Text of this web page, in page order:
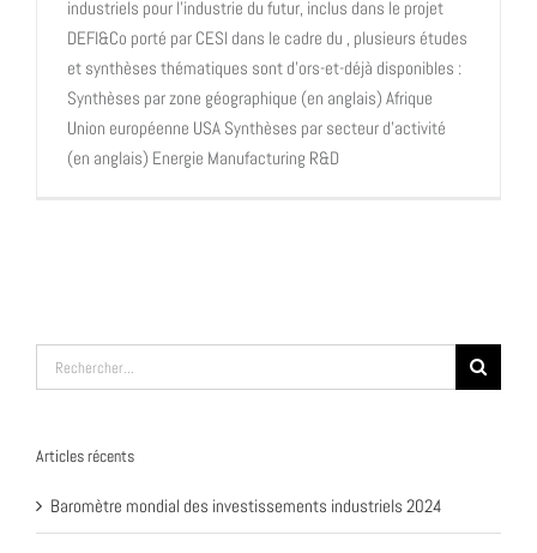
industriels pour l'industrie du futur, inclus dans le projet
DEFI&Co porté par CESI dans le cadre du , plusieurs études
et synthèses thématiques sont d'ors-et-déjà disponibles :
Synthèses par zone géographique (en anglais) Afrique
Union européenne USA Synthèses par secteur d'activité
(en anglais) Energie Manufacturing R&D
Rechercher:
Articles récents
Baromètre mondial des investissements industriels 2024